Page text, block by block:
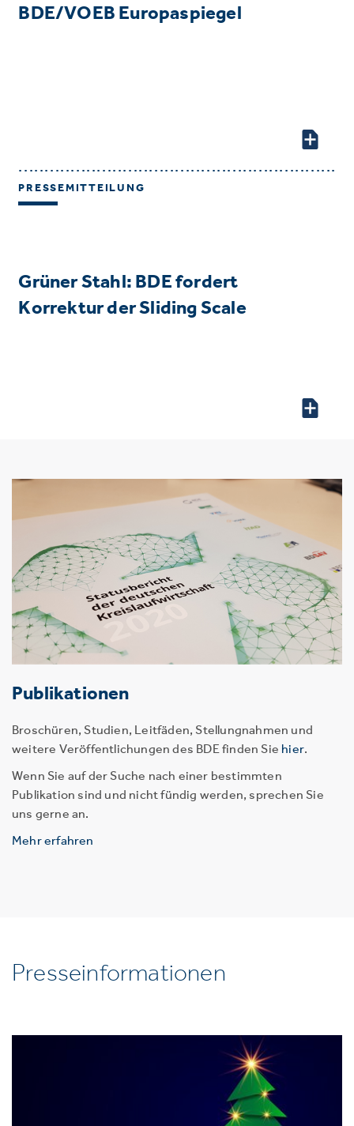
BDE/VOEB Europaspiegel
PRESSEMITTEILUNG
Grüner Stahl: BDE fordert
Korrektur der Sliding Scale
Publikationen
Broschüren, Studien, Leitfäden, Stellungnahmen und
weitere Veröffentlichungen des BDE finden Sie hier.
Wenn Sie auf der Suche nach einer bestimmten
Publikation sind und nicht fündig werden, sprechen Sie
uns gerne an.
Mehr erfahren
Presseinformationen